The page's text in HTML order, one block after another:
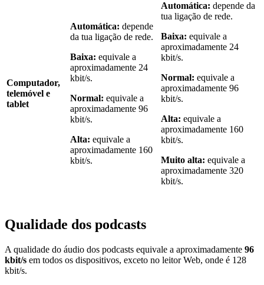
Computador,
telemóvel e
tablet
Automática: depende
da tua ligação de rede.
Baixa: equivale a
aproximadamente 24
kbit/s.
Normal: equivale a
aproximadamente 96
kbit/s.
Alta: equivale a
aproximadamente 160
kbit/s.
Automática: depende da
tua ligação de rede.
Baixa: equivale a
aproximadamente 24
kbit/s.
Normal: equivale a
aproximadamente 96
kbit/s.
Alta: equivale a
aproximadamente 160
kbit/s.
Muito alta: equivale a
aproximadamente 320
kbit/s.
Qualidade dos podcasts
A qualidade do áudio dos podcasts equivale a aproximadamente 96
kbit/s em todos os dispositivos, exceto no leitor Web, onde é 128
kbit/s.